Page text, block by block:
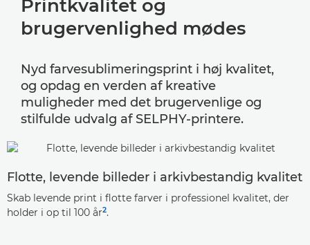
Printkvalitet og
brugervenlighed mødes
Nyd farvesublimeringsprint i høj kvalitet,
og opdag en verden af kreative
muligheder med det brugervenlige og
stilfulde udvalg af SELPHY-printere.
Flotte, levende billeder i arkivbestandig kvalitet
Skab levende print i flotte farver i professionel kvalitet, der
holder i op til 100 år2.